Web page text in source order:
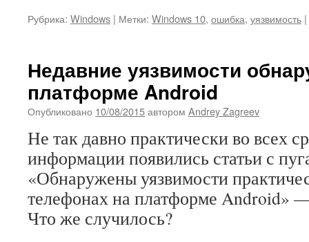
Рубрика: Windows | Метки: Windows 10, ошибка, уязвимость |
Недавние уязвимости
платформе Android
Опубликовано 10/08/2015автором Andrey Zagreev
Не так давно практически во всех
информации появились статьи с
«Обнаружены уязвимости
телефонах на платформе Android»
Что же случилось?